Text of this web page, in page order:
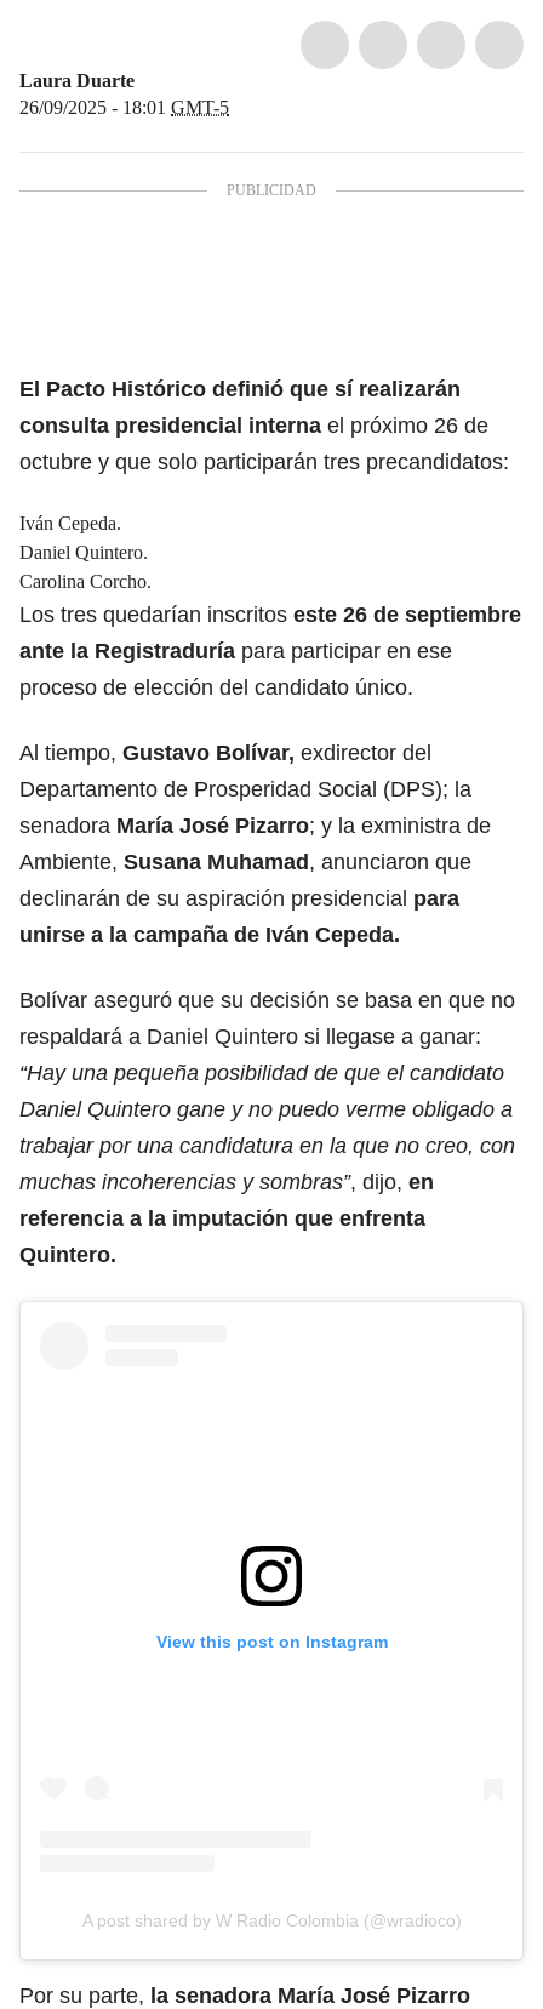
Laura Duarte
26/09/2025 - 18:01 GMT-5
El Pacto Histórico definió que sí realizarán
consulta presidencial interna el próximo 26 de
octubre y que solo participarán tres precandidatos:
Iván Cepeda.
Daniel Quintero.
Carolina Corcho.
Los tres quedarían inscritos este 26 de septiembre
ante la Registraduría para participar en ese
proceso de elección del candidato único.
Al tiempo, Gustavo Bolívar, exdirector del
Departamento de Prosperidad Social (DPS); la
senadora María José Pizarro; y la exministra de
Ambiente, Susana Muhamad, anunciaron que
declinarán de su aspiración presidencial para
unirse a la campaña de Iván Cepeda.
Bolívar aseguró que su decisión se basa en que no
respaldará a Daniel Quintero si llegase a ganar:
“Hay una pequeña posibilidad de que el candidato
Daniel Quintero gane y no puedo verme obligado a
trabajar por una candidatura en la que no creo, con
muchas incoherencias y sombras”, dijo, en
referencia a la imputación que enfrenta
Quintero.
View this post on Instagram
A post shared by W Radio Colombia (@wradioco)
Por su parte, la senadora María José Pizarro